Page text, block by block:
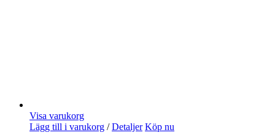
Visa varukorg
Lägg till i varukorg / Detaljer Köp nu